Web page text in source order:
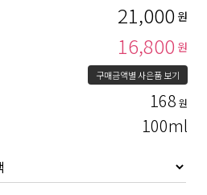
21,000 원
16,800 원
구매금액별 사은품 보기
168 원
100ml